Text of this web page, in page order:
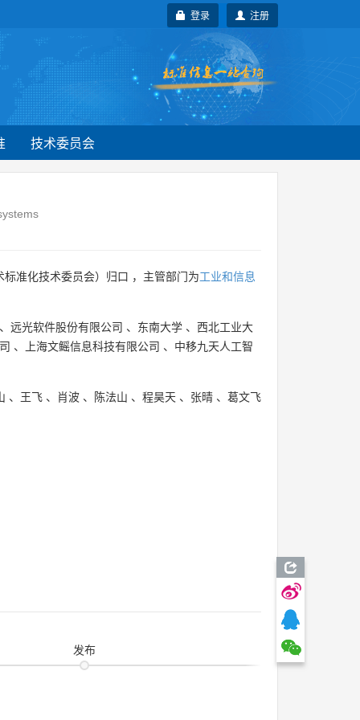
注册
登录
技术委员会
标准化技术委员会）归口 ，主管部门为工业和信息
、 远光软件股份有限公司 、 东南大学 、 西北工业大
、 上海文鳐信息科技有限公司 、 中移九天人工智
、 王飞 、 肖波 、 陈法山 、 程昊天 、 张晴 、 葛文飞
发布